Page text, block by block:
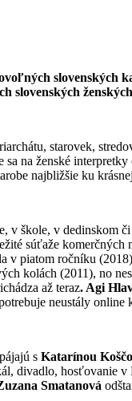
slovenských
slovenských
starovek,
sa na ženské
najbližšie ku
v škole, v dedinskom
súťaže komerčných
v piatom ročníku
kolách (2011), no
až teraz. Agi
neustály
s Katarínou
divadlo, hosťovanie v
Smatanová